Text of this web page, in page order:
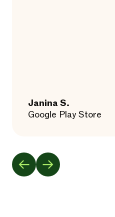
Janina S.
Google Play Store